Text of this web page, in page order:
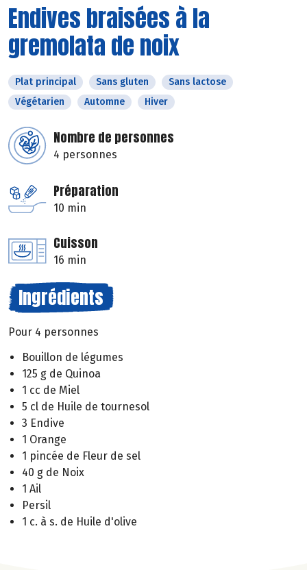
Endives braisées à la
gremolata de noix
Plat principal Sans gluten
Sans lactose
Végétarien
Automne Hiver
Nombre de personnes
4 personnes
Préparation
10 min
Cuisson
16 min
Ingrédients
Pour 4 personnes
Bouillon de légumes
125 g de Quinoa
1 cc de Miel
5 cl de Huile de tournesol
3 Endive
1 Orange
1 pincée de Fleur de sel
40 g de Noix
1 Ail
Persil
1 c. à s. de Huile d'olive